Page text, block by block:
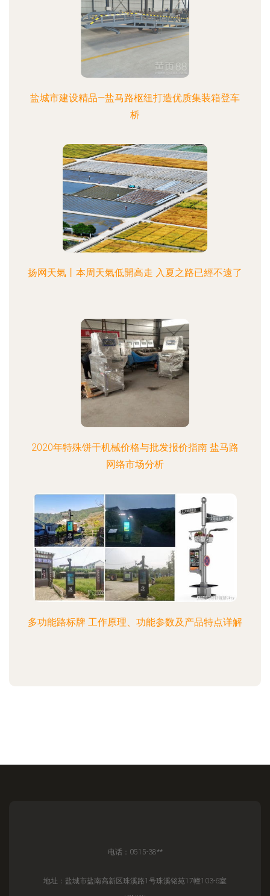
盐城市建设精品—盐马路枢纽打造优质集装箱登车
桥
扬网天氣丨本周天氣低開高走 入夏之路已經不遠了
2020年特殊饼干机械价格与批发报价指南 盐马路
网络市场分析
多功能路标牌 工作原理、功能参数及产品特点详解
电话：0515-38**
地址：盐城市盐南高新区珠溪路1号珠溪铭苑17幢103-6室